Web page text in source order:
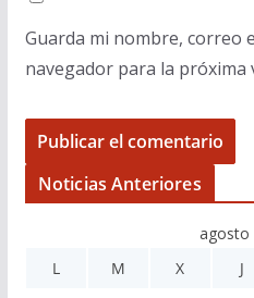
Guarda mi nombre, correo
navegador para la próxima
Noticias Anteriores
agosto
L
M X J